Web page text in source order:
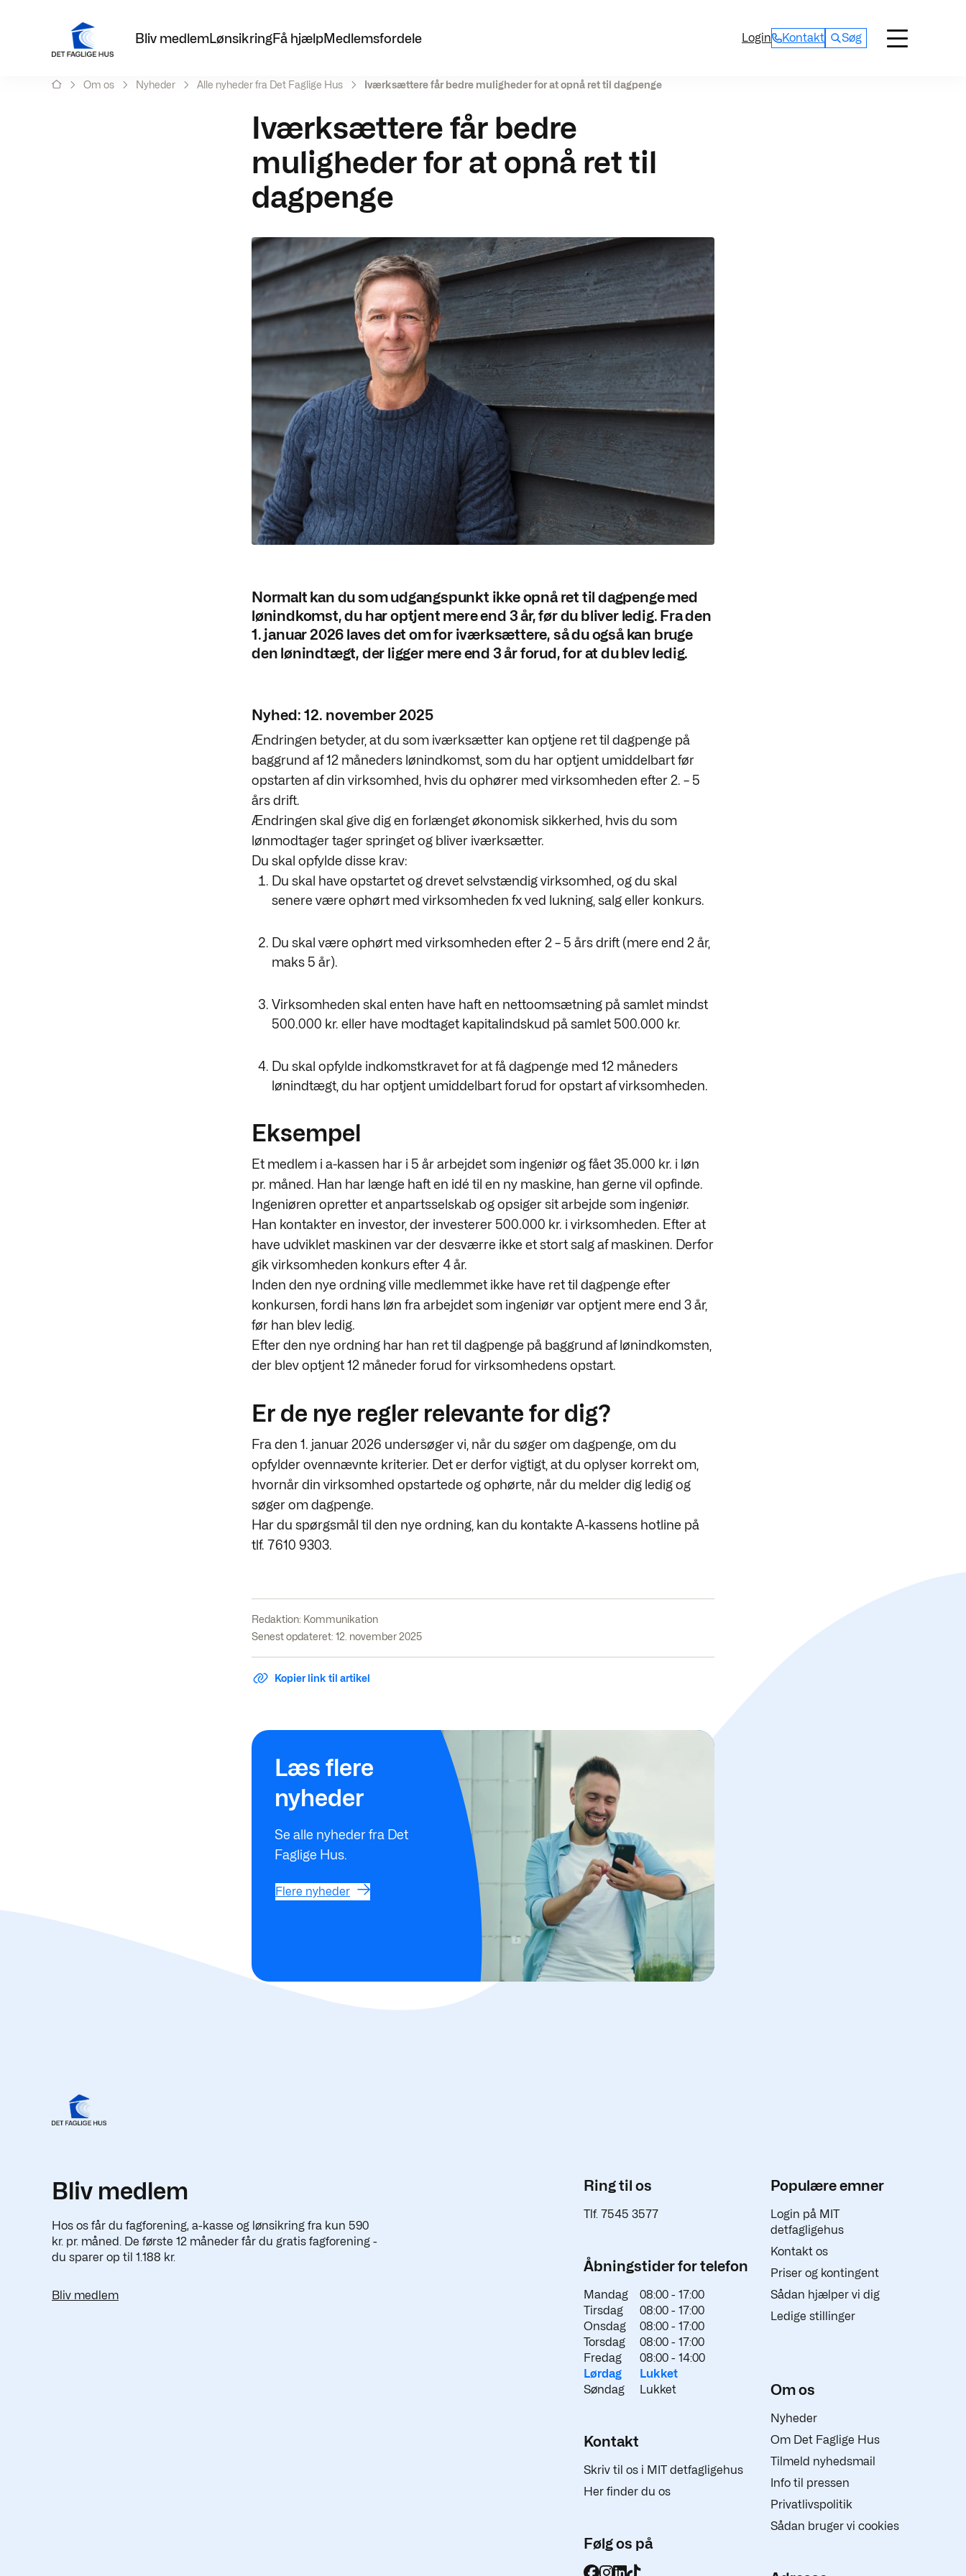
Bliv medlemLønsikringFå hjælpMedlemsfordele Login Kontakt Søg
Om os Nyheder Alle nyheder fra Det Faglige Hus Iværksættere får bedre muligheder for at opnå ret til dagpenge
Iværksættere får bedre
muligheder for at opnå ret til
dagpenge
Normalt kan du som udgangspunkt ikke opnå ret til dagpenge med
lønindkomst, du har optjent mere end 3 år, før du bliver ledig. Fra den
1. januar 2026 laves det om for iværksættere, så du også kan bruge
den lønindtægt, der ligger mere end 3 år forud, for at du blev ledig.
Nyhed: 12. november 2025
Ændringen betyder, at du som iværksætter kan optjene ret til dagpenge på
baggrund af 12 måneders lønindkomst, som du har optjent umiddelbart før
opstarten af din virksomhed, hvis du ophører med virksomheden efter 2. – 5
års drift.
Ændringen skal give dig en forlænget økonomisk sikkerhed, hvis du som
lønmodtager tager springet og bliver iværksætter.
Du skal opfylde disse krav:
Du skal have opstartet og drevet selvstændig virksomhed, og du skal
senere være ophørt med virksomheden fx ved lukning, salg eller konkurs.
Du skal være ophørt med virksomheden efter 2 – 5 års drift (mere end 2 år,
maks 5 år).
Virksomheden skal enten have haft en nettoomsætning på samlet mindst
500.000 kr. eller have modtaget kapitalindskud på samlet 500.000 kr.
Du skal opfylde indkomstkravet for at få dagpenge med 12 måneders
lønindtægt, du har optjent umiddelbart forud for opstart af virksomheden.
Eksempel
Et medlem i a-kassen har i 5 år arbejdet som ingeniør og fået 35.000 kr. i løn
pr. måned. Han har længe haft en idé til en ny maskine, han gerne vil opfinde.
Ingeniøren opretter et anpartsselskab og opsiger sit arbejde som ingeniør.
Han kontakter en investor, der investerer 500.000 kr. i virksomheden. Efter at
have udviklet maskinen var der desværre ikke et stort salg af maskinen. Derfor
gik virksomheden konkurs efter 4 år.
Inden den nye ordning ville medlemmet ikke have ret til dagpenge efter
konkursen, fordi hans løn fra arbejdet som ingeniør var optjent mere end 3 år,
før han blev ledig.
Efter den nye ordning har han ret til dagpenge på baggrund af lønindkomsten,
der blev optjent 12 måneder forud for virksomhedens opstart.
Er de nye regler relevante for dig?
Fra den 1. januar 2026 undersøger vi, når du søger om dagpenge, om du
opfylder ovennævnte kriterier. Det er derfor vigtigt, at du oplyser korrekt om,
hvornår din virksomhed opstartede og ophørte, når du melder dig ledig og
søger om dagpenge.
Har du spørgsmål til den nye ordning, kan du kontakte A-kassens hotline på
tlf. 7610 9303.
Redaktion: Kommunikation
Senest opdateret: 12. november 2025
Kopier link til artikel
Læs flere
nyheder
Se alle nyheder fra Det
Faglige Hus.
Flere nyheder
Flere nyheder
Bliv medlem
Hos os får du fagforening, a-kasse og lønsikring fra kun 590
kr. pr. måned. De første 12 måneder får du gratis fagforening -
du sparer op til 1.188 kr.
Bliv medlem
Ring til os
Tlf. 7545 3577
Åbningstider for telefon
Mandag 08:00 - 17:00
Tirsdag
08:00 - 17:00
Onsdag
08:00 - 17:00
Torsdag
08:00 - 17:00
Fredag
08:00 - 14:00
Lørdag
Lukket
Søndag
Lukket
Kontakt
Skriv til os i MIT detfagligehus
Her finder du os
Følg os på
Populære emner
Login på MIT
detfagligehus
Kontakt os
Priser og kontingent
Sådan hjælper vi dig
Ledige stillinger
Om os
Nyheder
Om Det Faglige Hus
Tilmeld nyhedsmail
Info til pressen
Privatlivspolitik
Sådan bruger vi cookies